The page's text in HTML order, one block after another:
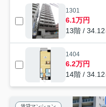
1301
6.1万円
13階 /
1404
6.2万円
14階 /